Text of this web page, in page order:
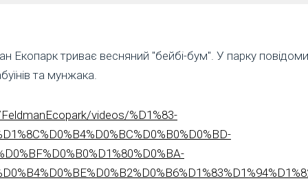
Екопарк триває весняний "бейбі-бум". У парку
та мунжака.
videos/%D1%83-